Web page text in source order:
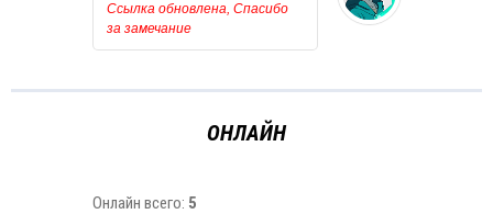
Ссылка обновлена, Спасибо
за замечание
ОНЛАЙН
Онлайн всего: 5